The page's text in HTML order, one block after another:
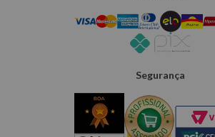
Segurança